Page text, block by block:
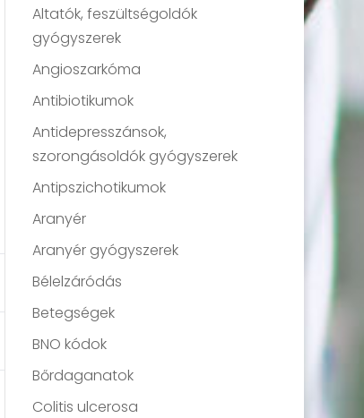
Altatók, feszültségoldók
gyógyszerek
Angioszarkóma
Antibiotikumok
Antidepresszánsok,
szorongásoldók gyógyszerek
Antipszichotikumok
Aranyér
Aranyér gyógyszerek
Bélelzáródás
Betegségek
BNO kódok
Bőrdaganatok
Colitis ulcerosa